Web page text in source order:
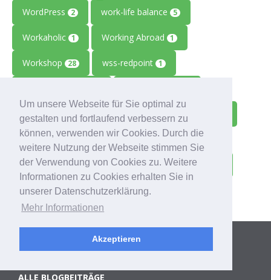
Um unsere Webseite für Sie optimal zu
gestalten und fortlaufend verbessern zu
können, verwenden wir Cookies. Durch die
weitere Nutzung der Webseite stimmen Sie
der Verwendung von Cookies zu. Weitere
Informationen zu Cookies erhalten Sie in
unserer Datenschutzerklärung.
Mehr Informationen
Akzeptieren
WordPress 2 work-life balance 5
Workaholic 1 Working Abroad 1
Workshop 28 wss-redpoint 1
Zeitmanagement 2 Zeitreise 1
Zolitron 1 Zoll 1 Zollwissen 1
Zoom 1 Zukunft 1 Zulieferbetriebe
Zusammenarbeit 1
Kategorien
ALLE BLOGBEITRÄGE